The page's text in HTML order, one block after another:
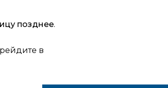
позднее.
в